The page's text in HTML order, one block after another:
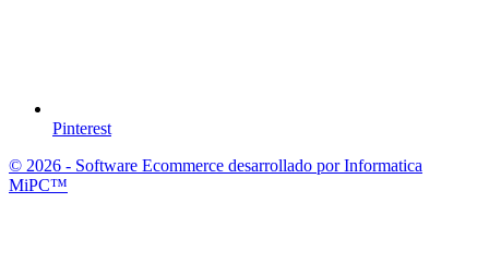
Pinterest
© 2026 - Software Ecommerce desarrollado por Informatica
MiPC™